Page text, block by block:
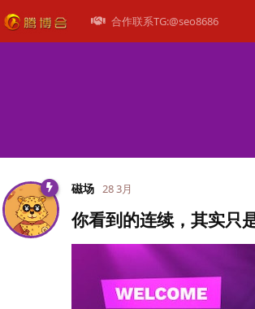
合作联系TG:@seo8686
磁场 28 3月
你看到的连续，其实只